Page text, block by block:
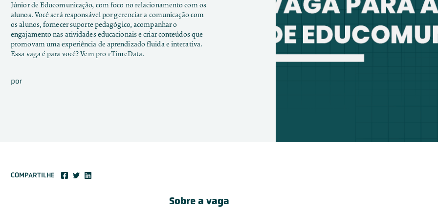
Júnior de Educomunicação, com foco no relacionamento com os
alunos. Você será responsável por gerenciar a comunicação com
os alunos, fornecer suporte pedagógico, acompanhar o
engajamento nas atividades educacionais e criar conteúdos que
promovam uma experiência de aprendizado fluida e interativa.
Essa vaga é para você? Vem pro #TimeData.
por
COMPARTILHE
Sobre a vaga